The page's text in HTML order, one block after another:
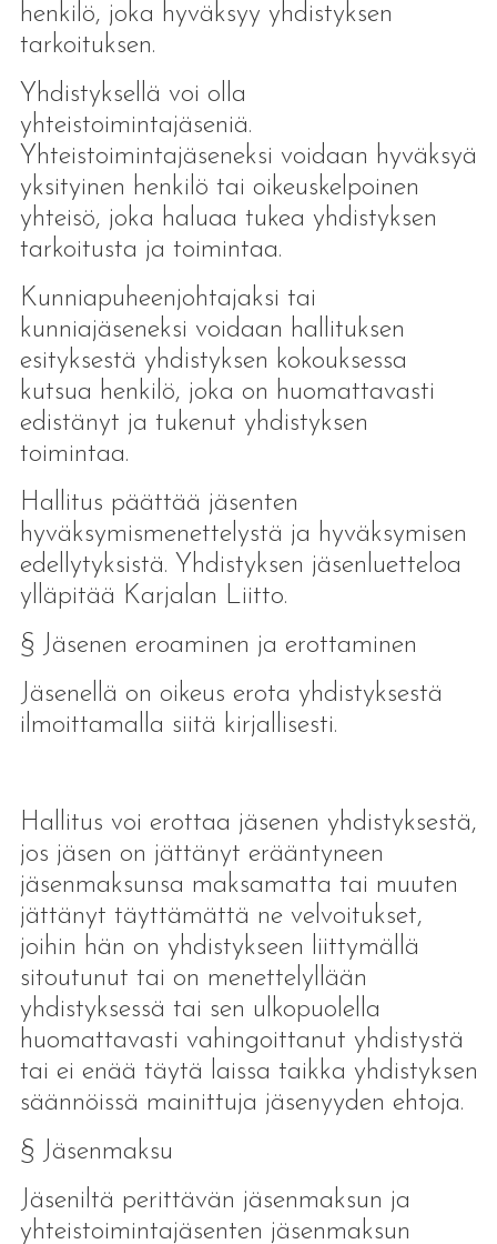
henkilö, joka hyväksyy yhdistyksen
tarkoituksen.
Yhdistyksellä voi olla
yhteistoimintajäseniä.
Yhteistoimintajäseneksi voidaan hyväksyä
yksityinen henkilö tai oikeuskelpoinen
yhteisö, joka haluaa tukea yhdistyksen
tarkoitusta ja toimintaa.
Kunniapuheenjohtajaksi tai
kunniajäseneksi voidaan hallituksen
esityksestä yhdistyksen kokouksessa
kutsua henkilö, joka on huomattavasti
edistänyt ja tukenut yhdistyksen
toimintaa.
Hallitus päättää jäsenten
hyväksymismenettelystä ja hyväksymisen
edellytyksistä. Yhdistyksen jäsenluetteloa
ylläpitää Karjalan Liitto.
§ Jäsenen eroaminen ja erottaminen
Jäsenellä on oikeus erota yhdistyksestä
ilmoittamalla siitä kirjallisesti.
Hallitus voi erottaa jäsenen yhdistyksestä,
jos jäsen on jättänyt erääntyneen
jäsenmaksunsa maksamatta tai muuten
jättänyt täyttämättä ne velvoitukset,
joihin hän on yhdistykseen liittymällä
sitoutunut tai on menettelyllään
yhdistyksessä tai sen ulkopuolella
huomattavasti vahingoittanut yhdistystä
tai ei enää täytä laissa taikka yhdistyksen
säännöissä mainittuja jäsenyyden ehtoja.
§ Jäsenmaksu
Jäseniltä perittävän jäsenmaksun ja
yhteistoimintajäsenten jäsenmaksun